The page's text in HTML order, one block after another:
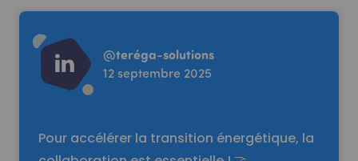
Read more
@teréga-solutions
12 septembre 2025
Pour accélérer la transition énergétique, la